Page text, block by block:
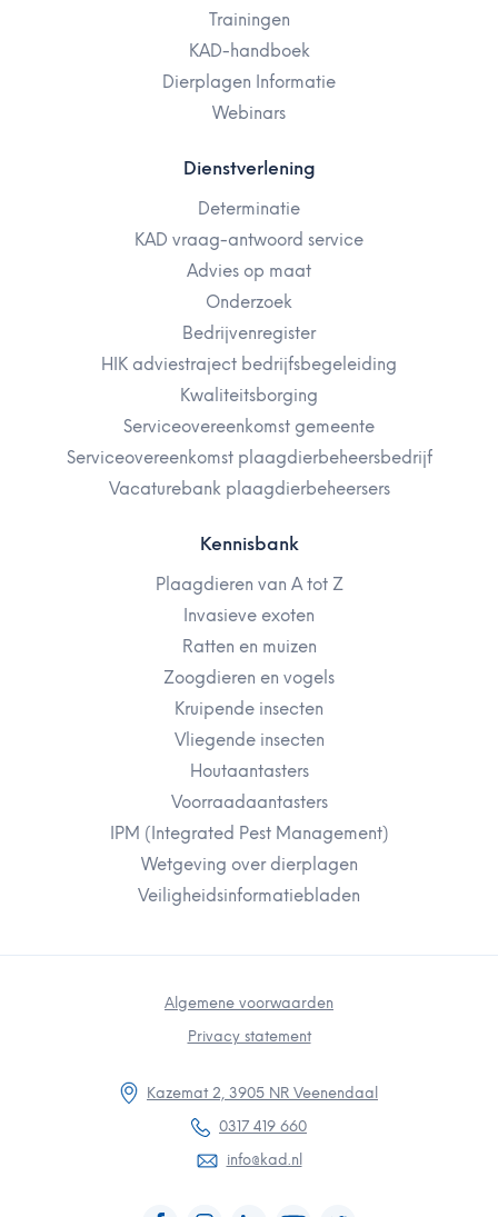
Trainingen
KAD-handboek
Dierplagen Informatie
Webinars
Dienstverlening
Determinatie
KAD vraag-antwoord service
Advies op maat
Onderzoek
Bedrijvenregister
HIK adviestraject bedrijfsbegeleiding
Kwaliteitsborging
Serviceovereenkomst gemeente
Serviceovereenkomst plaagdierbeheersbedrijf
Vacaturebank plaagdierbeheersers
Kennisbank
Plaagdieren van A tot Z
Invasieve exoten
Ratten en muizen
Zoogdieren en vogels
Kruipende insecten
Vliegende insecten
Houtaantasters
Voorraadaantasters
IPM (Integrated Pest Management)
Wetgeving over dierplagen
Veiligheidsinformatiebladen
Algemene voorwaarden
Privacy statement
Kazemat 2, 3905 NR Veenendaal
0317 419 660
info@kad.nl